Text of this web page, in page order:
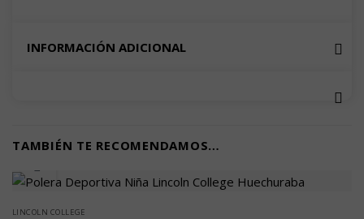
INFORMACIÓN ADICIONAL
TAMBIÉN TE RECOMENDAMOS…
LINCOLN COLLEGE